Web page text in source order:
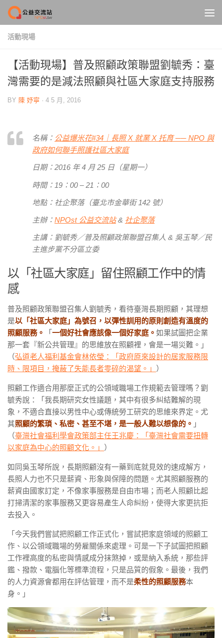
Skip to content
活動現場
【活動現場】普及照顧政策聯盟劉毓秀：臺
灣需要的是減法照顧與社區大家庭支持服務
BY 陳 妤寧 · 4 5 月, 2016
名稱： 公益爆米花#34｜長照 X 就業 X 托育 ── NPO 與
政府如何聯手照護社區大家庭
日期：2016 年 4 月 25 日（星期一）
時間：19：00 – 21：00
地點：社企聚落（臺北市金華街 142 號）
主辦： NPOst 公益交流站& 社企聚落
主講：劉毓秀／普及照顧政策聯盟召集人 & 吳玉琴／民
主進步黨不分區立委
以「社區大家庭」留住照顧工作中的情
感
普及照顧政策聯盟召集人劉毓秀，看待臺灣長期照顧，其理想
是以「社區大家庭」為號召，以彈性訓用的原則創造有溫度的
照顧服務。
「 一個好社會應該像一個好家庭。 如果試圖把企業
那一套『新公共管理』的思維放在照顧裡，會是一場災難。」
（弘道老人福利基金會林依瑩：「政府原來設計的居家服務限
時、限項目，掩蔽了失能長者零碎的渴望。」 ）
照顧工作適合用那麼正式的公領域職場工作規範去管理嗎？劉
毓秀說：「我長期研究女性議題，其中有很多糾結難解的現
象，不適合直接以男性中心或傳統勞工研究的思維來界定。尤
其照顧的繁瑣、私密、甚至不堪，是一般人難以想像的。 」
（臺灣社會福利學會政策部主任王兆慶：「臺灣社會需要扭轉
以家庭為中心的照顧文化。」 ）
如同吳玉琴所說，長期照顧沒有一藥到底就見效的速成解方，
長照人力也不只是薪資、形象與保障的問題。尤其照顧服務的
薪資由國家訂定，不像家事服務是自由市場；而老人照顧比起
打掃清潔的家事服務又更容易產生人命糾紛，使得大家更抗拒
去投入。
「今天我們嘗試把照顧工作正式化，嘗試把家庭領域的照顧工
作、以公領域職場的勞雇關係來處理。可是一下子試圖把照顧
工作裡高度的私密與情感成分抹煞掉，或是納入系統，那些評
鑑、撥款、電腦化等標準流程，只是品質的假象。最後，我們
的人力資源會都用在評估管理，而不是柔性的照顧服務本
身。」